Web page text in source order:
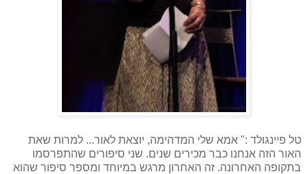
טל פיינגולד :" אמא שלי המדהימה, יוצאת לאור... למרות שאת
האור הזה אנחנו כבר מכירים שנים. שני סיפורים שהתפרסמו
בתקופה האחרונה. זה האחרון מרגש במיוחד ומספר סיפור שהוא